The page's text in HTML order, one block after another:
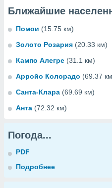
Ближайшие
Помои (15.75 км)
Золото Розария (20.33 км)
Кампо Алегре (31.1 км)
Арройо Колорадо (69.37
Санта-Клара (69.69 км)
Анта (72.32 км)
Погода...
PDF
Подробнее